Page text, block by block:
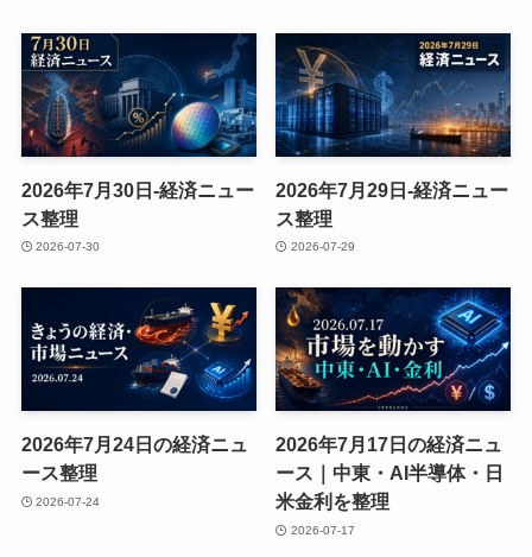
2026年7月30日-経済ニュー
ス整理
2026-07-30
2026年7月29日-経済ニュー
ス整理
2026-07-29
2026年7月24日の経済ニュ
ース整理
2026-07-24
2026年7月17日の経済ニュ
ース｜中東・AI半導体・日
米金利を整理
2026-07-17